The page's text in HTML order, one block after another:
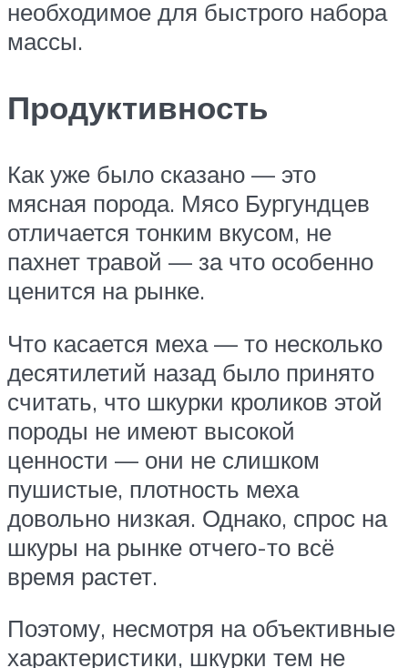
необходимое для быстрого набора
массы.
Продуктивность
Как уже было сказано — это
мясная порода. Мясо Бургундцев
отличается тонким вкусом, не
пахнет травой — за что особенно
ценится на рынке.
Что касается меха — то несколько
десятилетий назад было принято
считать, что шкурки кроликов этой
породы не имеют высокой
ценности — они не слишком
пушистые, плотность меха
довольно низкая. Однако, спрос на
шкуры на рынке отчего-то всё
время растет.
Поэтому, несмотря на объективные
характеристики, шкурки тем не